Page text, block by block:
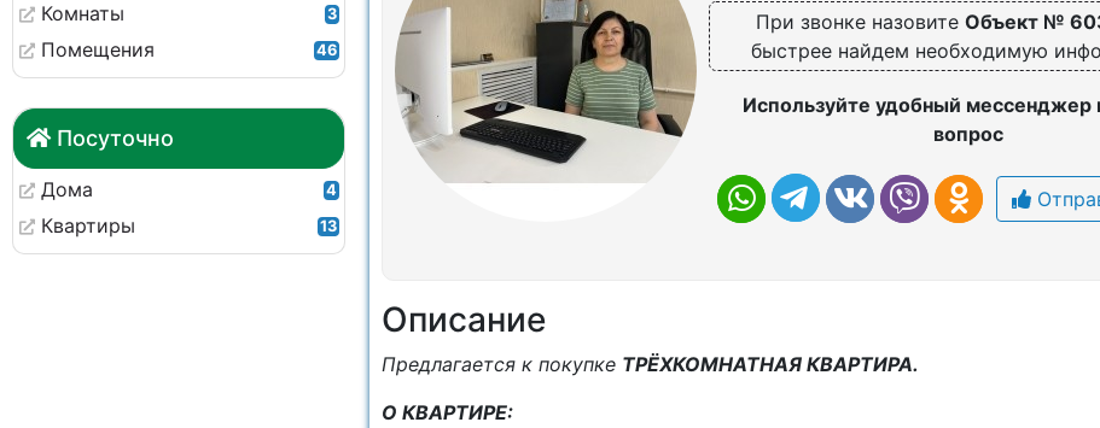
Комнаты 3
Помещения 46
Посуточно
Дома 4
Квартиры 13
При звонке назовите Объект №
быстрее найдем необходимую
Используйте удобный мессенджер
вопрос
Описание
Предлагается к покупке ТРЁХКОМНАТНАЯ КВАРТИРА.
О КBAРТИPE: